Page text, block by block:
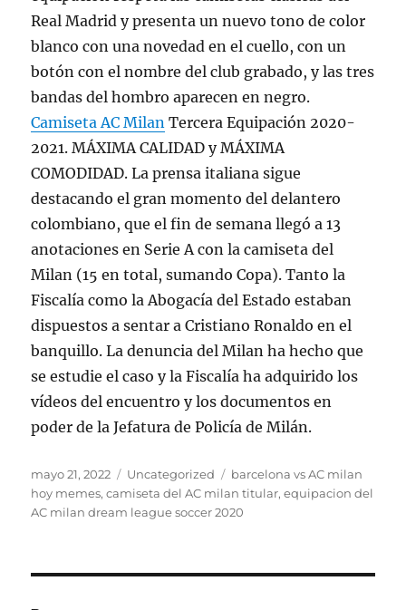
Real Madrid y presenta un nuevo tono de color
blanco con una novedad en el cuello, con un
botón con el nombre del club grabado, y las tres
bandas del hombro aparecen en negro.
Camiseta AC Milan Tercera Equipación 2020-
2021. MÁXIMA CALIDAD y MÁXIMA
COMODIDAD. La prensa italiana sigue
destacando el gran momento del delantero
colombiano, que el fin de semana llegó a 13
anotaciones en Serie A con la camiseta del
Milan (15 en total, sumando Copa). Tanto la
Fiscalía como la Abogacía del Estado estaban
dispuestos a sentar a Cristiano Ronaldo en el
banquillo. La denuncia del Milan ha hecho que
se estudie el caso y la Fiscalía ha adquirido los
vídeos del encuentro y los documentos en
poder de la Jefatura de Policía de Milán.
Publicado
el
mayo 21, 2022 Categorías
Uncategorized Etiquetas
barcelona vs AC milan
hoy memes,camiseta del AC milan titular,equipacion del
AC milan dream league soccer 2020